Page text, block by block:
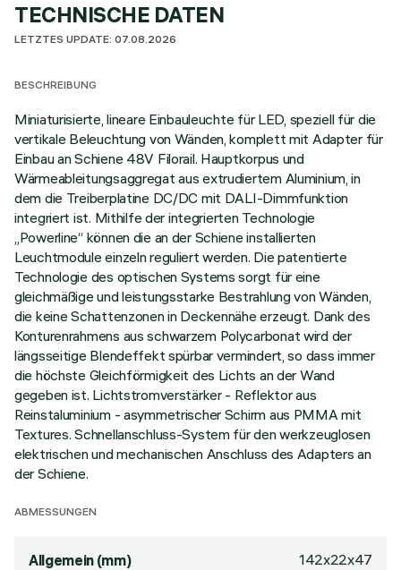
TECHNISCHE DATEN
LETZTES UPDATE: 07.08.2026
BESCHREIBUNG
Miniaturisierte, lineare Einbauleuchte für LED, speziell für die
vertikale Beleuchtung von Wänden, komplett mit Adapter für
Einbau an Schiene 48V Filorail. Hauptkorpus und
Wärmeableitungsaggregat aus extrudiertem Aluminium, in
dem die Treiberplatine DC/DC mit DALI-Dimmfunktion
integriert ist. Mithilfe der integrierten Technologie
„Powerline“ können die an der Schiene installierten
Leuchtmodule einzeln reguliert werden. Die patentierte
Technologie des optischen Systems sorgt für eine
gleichmäßige und leistungsstarke Bestrahlung von Wänden,
die keine Schattenzonen in Deckennähe erzeugt. Dank des
Konturenrahmens aus schwarzem Polycarbonat wird der
längsseitige Blendeffekt spürbar vermindert, so dass immer
die höchste Gleichförmigkeit des Lichts an der Wand
gegeben ist. Lichtstromverstärker - Reflektor aus
Reinstaluminium - asymmetrischer Schirm aus PMMA mit
Textures. Schnellanschluss-System für den werkzeuglosen
elektrischen und mechanischen Anschluss des Adapters an
der Schiene.
ABMESSUNGEN
Allgemein (mm) 142x22x47